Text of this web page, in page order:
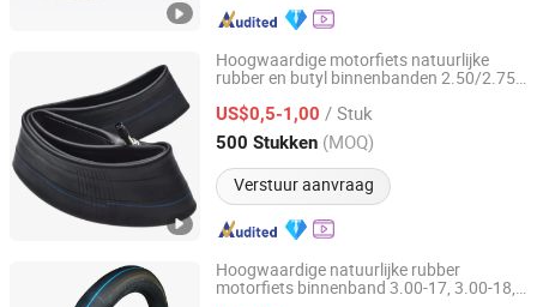
Hoogwaardige motorfiets natuurlijke
rubber en butyl binnenbanden 2.50/2.75-
US$0,5-1,00 / Stuk
500 Stukken (MOQ)
Verstuur aanvraag
SHANDONG RUNTONG RUBBER CO., LTD.
Shandong, China Sinds 2012
Hoogwaardige natuurlijke rubber
motorfiets binnenband 3.00-17, 3.00-18,
SHANDONG RUNTONG RUBBER CO., LTD.